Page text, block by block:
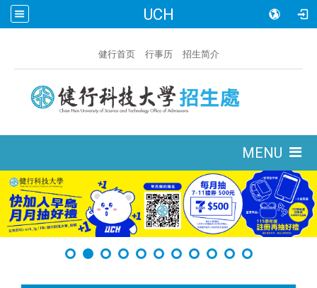
UCH
健行首页 行事历 招生简介
MENU